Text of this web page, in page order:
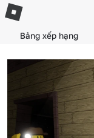
Bảng xếp hạng